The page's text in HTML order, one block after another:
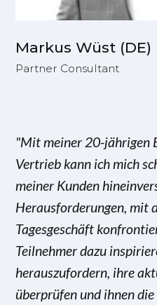
Markus Wüst (DE)
Partner Consultant
"Mit meiner 20-jährigen
Vertrieb kann ich mich
meiner Kunden
Herausforderungen, mit
Tagesgeschäft
Teilnehmer dazu
herauszufordern, ihre
überprüfen und ihnen